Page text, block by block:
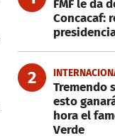
FMF le da
Concacaf:
2
Tremendo
esto
hora el
Verde